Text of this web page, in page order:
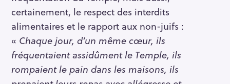
certainement, le respect des interdits
alimentaires et le rapport aux non-juifs :
« Chaque jour, d’un même cœur, ils
fréquentaient assidûment le Temple, ils
rompaient le pain dans les maisons, ils